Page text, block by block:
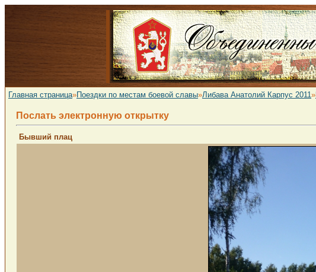
Главная страница»Поездки по местам боевой славы»Либава Анатолий Карпус 2011»
Послать электронную открытку
Бывший плац